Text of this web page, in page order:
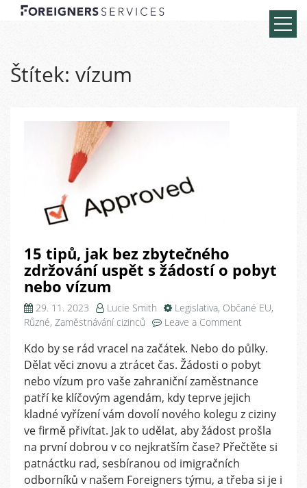
Štítek: vízum
15 tipů, jak bez zbytečného
zdržování uspět s žádostí o pobyt
nebo vízum
29. 11. 2023 Lucie Smith Legislativa, Občané EU,
Různé, Zaměstnávání cizinců Leave a Comment
tipů,
jak
bez
zbytečného
zdržování
uspět
s
žádostí
pobyt
Kdo by se rád vracel na začátek. Nebo do půlky.
Dělat věci znovu a ztrácet čas. Žádosti o pobyt
nebo vízum pro vaše zahraniční zaměstnance
patří ke klíčovým agendám, kdy teprve jejich
kladné vyřízení vám dovolí nového kolegu z ciziny
ve firmě přivítat. Jak to udělat, aby žádost prošla
na první dobrou v co nejkratším čase? Přečtěte si
patnáctku rad, sesbíranou od imigračních
odborníků v našem Foreigners týmu, a třeba si je i